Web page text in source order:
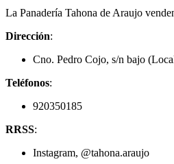
La Panadería Tahona de Araujo
Dirección:
Cno. Pedro Cojo, s/n bajo
Teléfonos:
920350185
RRSS:
Instagram, @tahona.araujo